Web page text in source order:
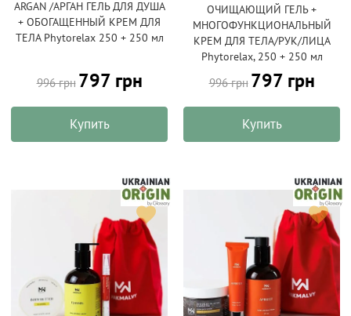
ARGAN /АРГАН ГЕЛЬ ДЛЯ ДУША
+ ОБОГАЩЕННЫЙ КРЕМ ДЛЯ
ТЕЛА Phytorelax 250 + 250 мл
996 грн 797 грн
Купить
ОЧИЩАЮЩИЙ ГЕЛЬ +
МНОГОФУНКЦИОНАЛЬНЫЙ
КРЕМ ДЛЯ ТЕЛА/РУК/ЛИЦА
Phytorelax, 250 + 250 мл
996 грн 797 грн
Купить